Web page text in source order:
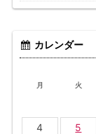
カレンダー
月 火
4
5